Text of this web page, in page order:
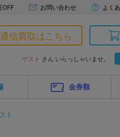
OFF お問い合わせ よく
通信買取はこちら
ゲスト さん いらっしゃいませ。
金券類
ト